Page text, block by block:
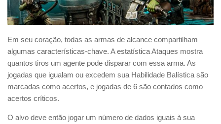
Em seu coração, todas as armas de alcance compartilham
algumas características-chave. A estatística Ataques mostra
quantos tiros um agente pode disparar com essa arma. As
jogadas que igualam ou excedem sua Habilidade Balística são
marcadas como acertos, e jogadas de 6 são contados como
acertos críticos.
O alvo deve então jogar um número de dados iguais à sua